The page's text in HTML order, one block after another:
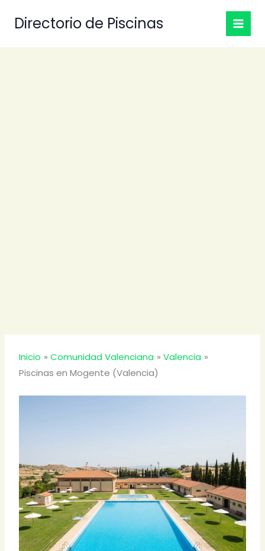
Directorio de Piscinas
Inicio Comunidad Valenciana
Valencia
Piscinas en Mogente (Valencia)